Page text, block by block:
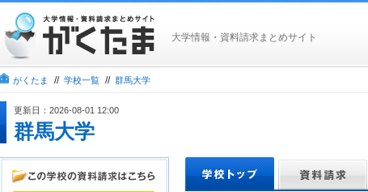
大学情報・資料請求まとめサイト
がくたま // 学校一覧 // 群馬大学
更新日：2026-08-01 12:00
群馬大学